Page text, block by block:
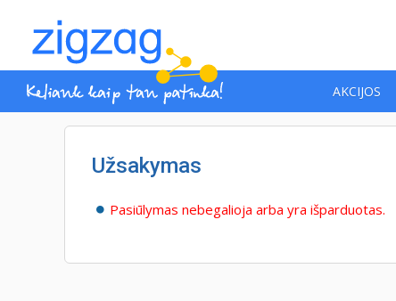
AKCIJOS
Užsakymas
Pasiūlymas nebegalioja arba yra išparduotas.